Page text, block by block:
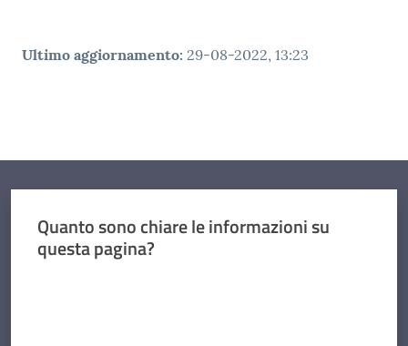
Ultimo aggiornamento: 29-08-2022, 13:23
Quanto sono chiare le informazioni su
questa pagina?